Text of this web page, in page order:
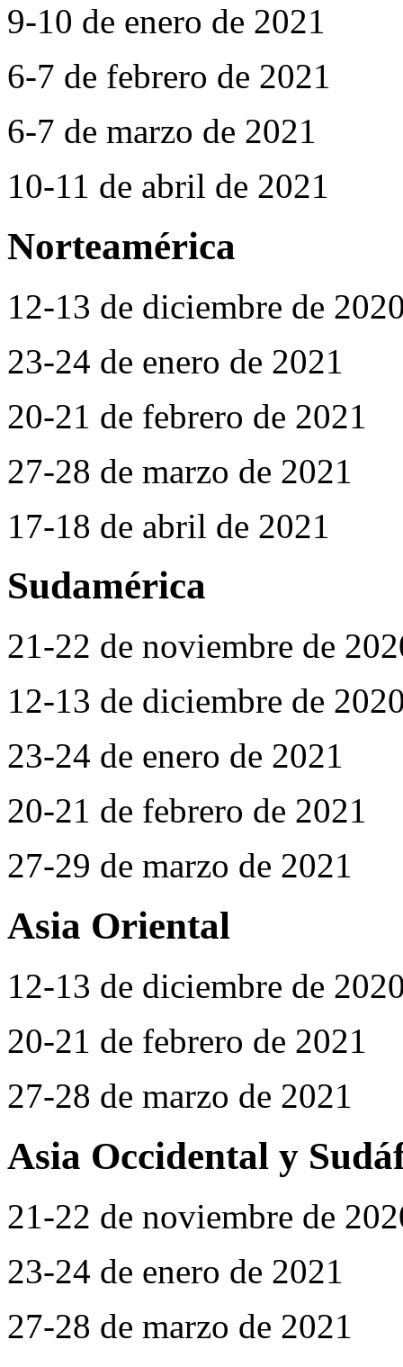
9-10 de enero de 2021
6-7 de febrero de 2021
6-7 de marzo de 2021
10-11 de abril de 2021
Norteamérica
12-13 de diciembre de
23-24 de enero de 2021
20-21 de febrero de 2021
27-28 de marzo de 2021
17-18 de abril de 2021
Sudamérica
21-22 de noviembre de
12-13 de diciembre de
23-24 de enero de 2021
20-21 de febrero de 2021
27-29 de marzo de 2021
Asia Oriental
12-13 de diciembre de
20-21 de febrero de 2021
27-28 de marzo de 2021
Asia Occidental y
21-22 de noviembre de
23-24 de enero de 2021
27-28 de marzo de 2021